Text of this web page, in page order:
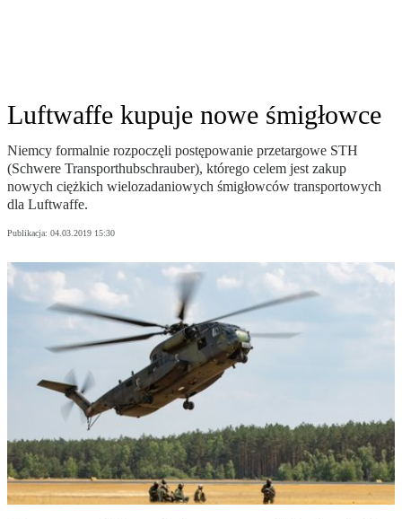
Luftwaffe kupuje nowe śmigłowce
Niemcy formalnie rozpoczęli postępowanie przetargowe STH
(Schwere Transporthubschrauber), którego celem jest zakup
nowych ciężkich wielozadaniowych śmigłowców transportowych
dla Luftwaffe.
Publikacja: 04.03.2019 15:30